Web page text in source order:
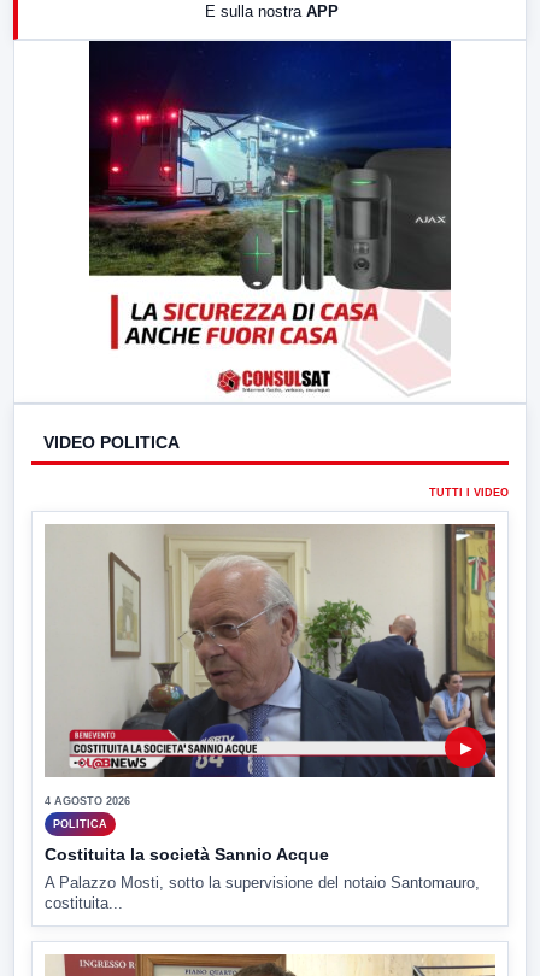
E sulla nostra APP
VIDEO POLITICA
TUTTI I VIDEO
▶
4 AGOSTO 2026
POLITICA
Costituita la società Sannio Acque
A Palazzo Mosti, sotto la supervisione del notaio Santomauro,
costituita...